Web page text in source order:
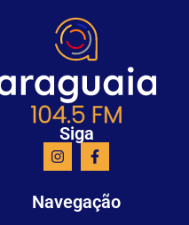
Siga
Navegação